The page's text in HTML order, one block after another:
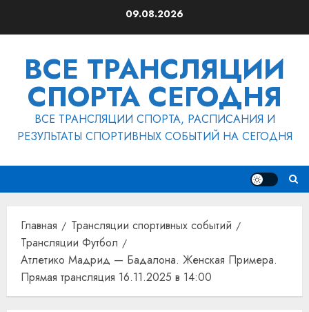
09.08.2026
ВСЕ ТРАНСЛЯЦИИ
СПОРТА СЕГОДНЯ
ВСЕ ТРАНСЛЯЦИИ СПОРТА, РАСПИСАНИЯ И
РЕЗУЛЬТАТЫ СПОРТИВНЫХ СОБЫТИЙ НА СЕГОДНЯ
Главная
Трансляции спортивных событий
Трансляции Футбол
Атлетико Мадрид — Бадалона. Женская Примера.
Прямая трансляция 16.11.2025 в 14:00